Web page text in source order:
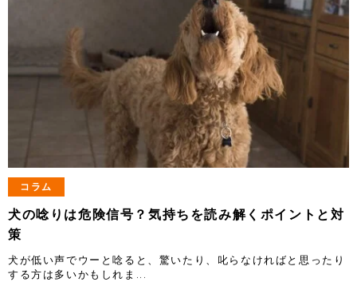
コラム
犬の唸りは危険信号？気持ちを読み解くポイントと対
策
犬が低い声でウーと唸ると、驚いたり、叱らなければと思ったり
する方は多いかもしれま...